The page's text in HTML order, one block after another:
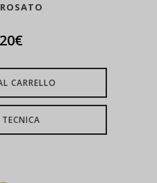
€
CARRELLO